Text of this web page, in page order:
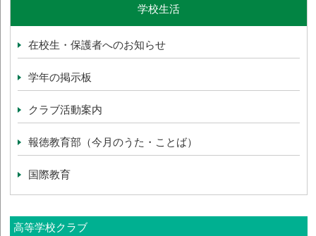
学校生活
在校生・保護者へのお知らせ
学年の掲示板
クラブ活動案内
報徳教育部（今月のうた・ことば）
国際教育
高等学校クラブ